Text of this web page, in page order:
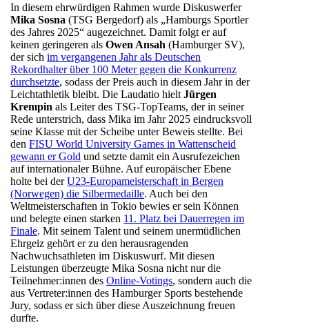
In diesem ehrwürdigen Rahmen wurde Diskuswerfer
Mika Sosna (TSG Bergedorf) als „Hamburgs Sportler
des Jahres 2025“ augezeichnet. Damit folgt er auf
keinen geringeren alsOwen Ansah (Hamburger SV),
der sichim vergangenen Jahr als Deutschen
Rekordhalter über 100 Meter gegen die Konkurrenz
durchsetzte, sodass der Preis auch in diesem Jahr in der
Leichtathletik bleibt. Die Laudatio hieltJürgen
Krempin als Leiter des TSG-TopTeams, der in seiner
Rede unterstrich, dass Mika im Jahr 2025 eindrucksvoll
seine Klasse mit der Scheibe unter Beweis stellte. Bei
denFISU World University Games in Wattenscheid
gewann er Gold und setzte damit ein Ausrufezeichen
auf internationaler Bühne. Auf europäischer Ebene
holte bei derU23-Europameisterschaft in Bergen
(Norwegen) die Silbermedaille. Auch bei den
Weltmeisterschaften in Tokio bewies er sein Können
und belegte einen starken 11. Platz bei Dauerregen im
Finale. Mit seinem Talent und seinem unermüdlichen
Ehrgeiz gehört er zu den herausragenden
Nachwuchsathleten im Diskuswurf. Mit diesen
Leistungen überzeugte Mika Sosna nicht nur die
Teilnehmer:innen desOnline-Votings, sondern auch die
aus Vertreter:innen des Hamburger Sports bestehende
Jury, sodass er sich über diese Auszeichnung freuen
durfte.